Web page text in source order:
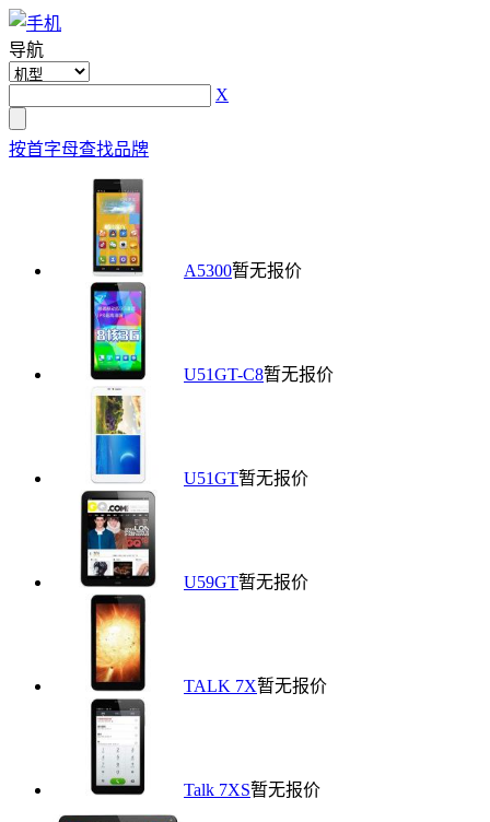
导航
X
按首字母查找品牌
A5300暂无报价
U51GT-C8暂无报价
U51GT暂无报价
U59GT暂无报价
TALK 7X暂无报价
Talk 7XS暂无报价